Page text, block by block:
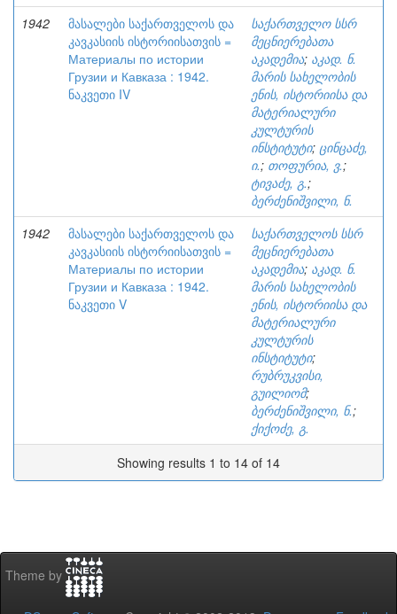
1942
მასალები საქართველოს და
კავკასიის ისტორიისათვის =
Материалы по истории
Грузии и Кавказа : 1942.
ნაკვეთი IV
საქართველო სსრ
მეცნიერებათა
აკადემია; აკად. ნ.
მარის სახელობის
ენის, ისტორიისა და
მატერიალური
კულტურის
ინსტიტუტი; ცინცაძე,
ი.; თოფურია, ვ.;
ტივაძე, გ.;
ბერძენიშვილი, ნ.
1942
მასალები საქართველოს და
კავკასიის ისტორიისათვის =
Материалы по истории
Грузии и Кавказа : 1942.
ნაკვეთი V
საქართველოს სსრ
მეცნიერებათა
აკადემია; აკად. ნ.
მარის სახელობის
ენის, ისტორიისა და
მატერიალური
კულტურის
ინსტიტუტი;
რუბრუკვისი,
გუილიომ;
ბერძენიშვილი, ნ.;
ქიქოძე, გ.
Showing results 1 to 14 of 14
Theme by